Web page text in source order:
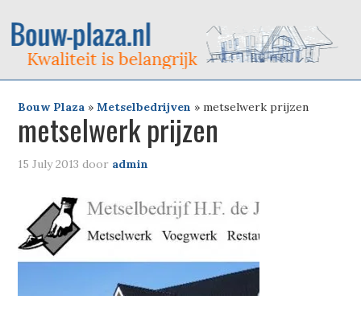
Bouw Plaza »Metselbedrijven »metselwerk prijzen
metselwerk prijzen
15 July 2013 door admin